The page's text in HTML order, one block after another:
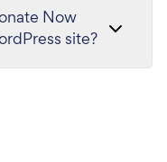
Now
site?